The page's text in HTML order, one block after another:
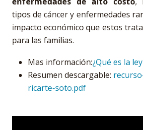
tipos de cáncer y enfermedades
impacto económico que estos
para las familias.
Mas información:¿Qué es la
Resumen descargable:
ricarte-soto.pdf